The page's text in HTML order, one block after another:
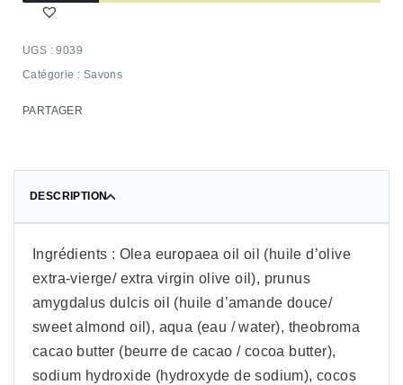
9039
Catégorie : Savons
PARTAGER
DESCRIPTION
Ingrédients : Olea europaea oil oil (huile d’olive
extra-vierge/ extra virgin olive oil), prunus
amygdalus dulcis oil (huile d’amande douce/
sweet almond oil), aqua (eau / water), theobroma
cacao butter (beurre de cacao / cocoa butter),
sodium hydroxide (hydroxyde de sodium), cocos